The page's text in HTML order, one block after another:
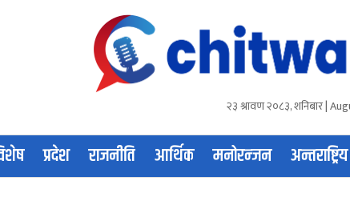
२३ श्रावण २०८३, शनिबार |
प्रदेश राजनीति आर्थिक मनोरन्जन अन्तराष्ट्रिय